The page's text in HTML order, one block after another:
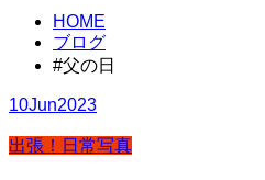
HOME
ブログ
#父の日
10Jun2023
出張！日常写真